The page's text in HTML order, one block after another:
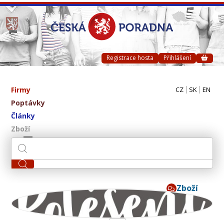
Registrace hosta Přihlášení
Firmy
Poptávky
Články
Zboží
CZ SK EN
Zboží
Potěšení ve skle